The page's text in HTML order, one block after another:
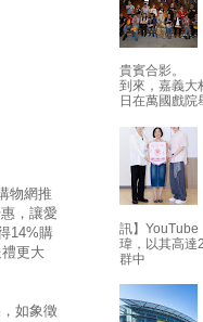
物網推
，讓愛
14%購
更大
如象徵
貴賓合影。
到來，嘉義大
日在萬國戲院
訊】YouTube
瑋，以其高達
群中